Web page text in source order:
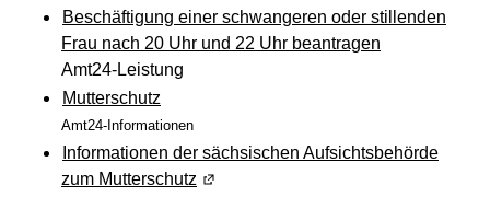
Beschäftigung einer schwangeren oder stillenden
Frau nach 20 Uhr und 22 Uhr beantragen
Amt24-Leistung
Mutterschutz
Amt24-Informationen
Informationen der sächsischen Aufsichtsbehörde
zum Mutterschutz (Wird in einem neuen Fenster